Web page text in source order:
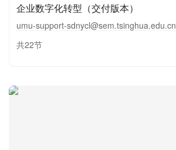
企业数字化转型（交付版本）
umu-support-sdnycl@sem.tsinghua.edu.cn
共22节